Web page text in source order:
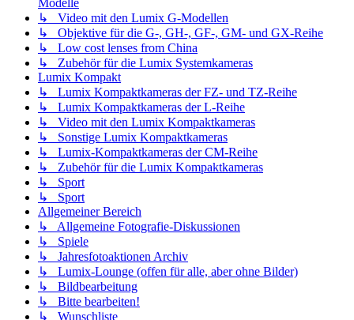
Modelle
↳ Video mit den Lumix G-Modellen
↳ Objektive für die G-, GH-, GF-, GM- und GX-Reihe
↳ Low cost lenses from China
↳ Zubehör für die Lumix Systemkameras
Lumix Kompakt
↳ Lumix Kompaktkameras der FZ- und TZ-Reihe
↳ Lumix Kompaktkameras der L-Reihe
↳ Video mit den Lumix Kompaktkameras
↳ Sonstige Lumix Kompaktkameras
↳ Lumix-Kompaktkameras der CM-Reihe
↳ Zubehör für die Lumix Kompaktkameras
↳ Sport
↳ Sport
Allgemeiner Bereich
↳ Allgemeine Fotografie-Diskussionen
↳ Spiele
↳ Jahresfotoaktionen Archiv
↳ Lumix-Lounge (offen für alle, aber ohne Bilder)
↳ Bildbearbeitung
↳ Bitte bearbeiten!
↳ Wunschliste